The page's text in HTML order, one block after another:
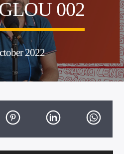
002
2022